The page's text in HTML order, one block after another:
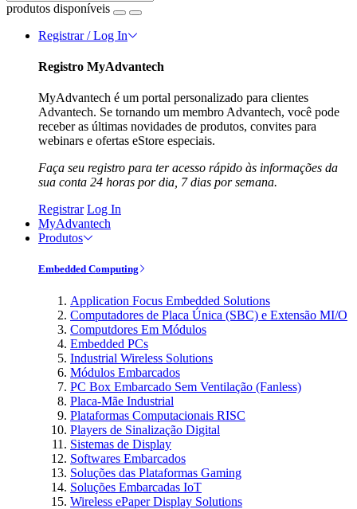
produtos disponíveis
Registrar / Log In
Registro MyAdvantech
MyAdvantech é um portal personalizado para clientes
Advantech. Se tornando um membro Advantech, você pode
receber as últimas novidades de produtos, convites para
webinars e ofertas eStore especiais.
Faça seu registro para ter acesso rápido às informações da
sua conta 24 horas por dia, 7 dias por semana.
Registrar Log In
MyAdvantech
Produtos
Embedded Computing
Application Focus Embedded Solutions
Computadores de Placa Única (SBC) e Extensão MI/O
Computdores Em Módulos
Embedded PCs
Industrial Wireless Solutions
Módulos Embarcados
PC Box Embarcado Sem Ventilação (Fanless)
Placa-Mãe Industrial
Plataformas Computacionais RISC
Players de Sinalização Digital
Sistemas de Display
Softwares Embarcados
Soluções das Plataformas Gaming
Soluções Embarcadas IoT
Wireless ePaper Display Solutions